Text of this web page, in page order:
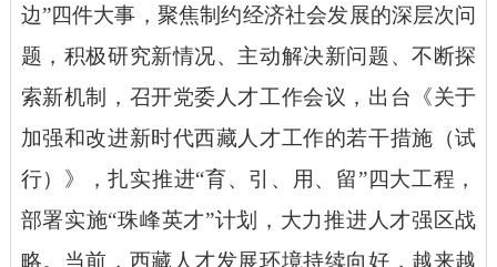
边”四件大事，聚焦制约经济社会发展的深层次问
题，积极研究新情况、主动解决新问题、不断探
索新机制，召开党委人才工作会议，出台《关于
加强和改进新时代西藏人才工作的若干措施（试
行）》，扎实推进“育、引、用、留”四大工程，
部署实施“珠峰英才”计划，大力推进人才强区战
略。当前，西藏人才发展环境持续向好，越来越